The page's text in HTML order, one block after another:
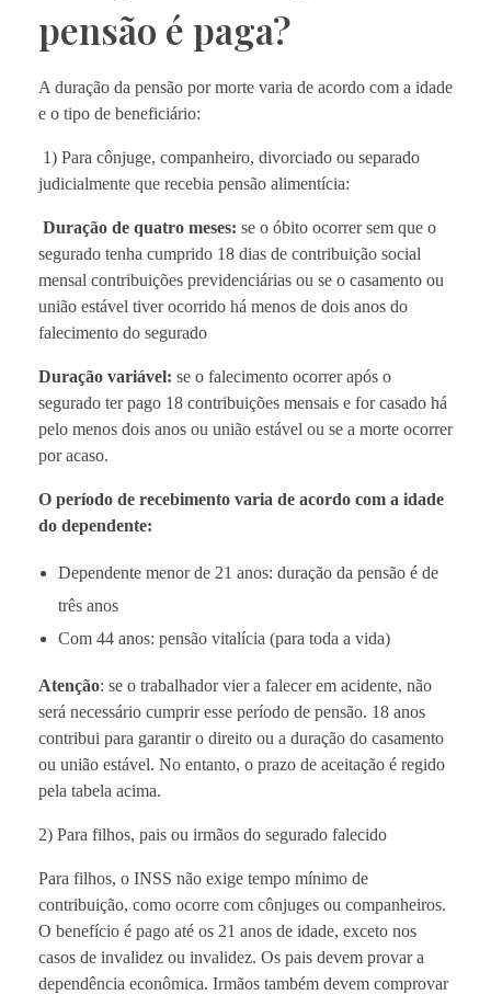
pensão é paga?
A duração da pensão por morte varia de acordo com a idade
e o tipo de beneficiário:
1) Para cônjuge, companheiro, divorciado ou separado
judicialmente que recebia pensão alimentícia:
Duração de quatro meses: se o óbito ocorrer sem que o
segurado tenha cumprido 18 dias de contribuição social
mensal contribuições previdenciárias ou se o casamento ou
união estável tiver ocorrido há menos de dois anos do
falecimento do segurado
Duração variável: se o falecimento ocorrer após o
segurado ter pago 18 contribuições mensais e for casado há
pelo menos dois anos ou união estável ou se a morte ocorrer
por acaso.
O período de recebimento varia de acordo com a idade
do dependente:
Dependente menor de 21 anos: duração da pensão é de
três anos
Com 44 anos: pensão vitalícia (para toda a vida)
Atenção: se o trabalhador vier a falecer em acidente, não
será necessário cumprir esse período de pensão. 18 anos
contribui para garantir o direito ou a duração do casamento
ou união estável. No entanto, o prazo de aceitação é regido
pela tabela acima.
2) Para filhos, pais ou irmãos do segurado falecido
Para filhos, o INSS não exige tempo mínimo de
contribuição, como ocorre com cônjuges ou companheiros.
O benefício é pago até os 21 anos de idade, exceto nos
casos de invalidez ou invalidez. Os pais devem provar a
dependência econômica. Irmãos também devem comprovar